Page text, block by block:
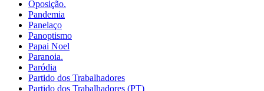
Oposição.
Pandemia
Panelaço
Panoptismo
Papai Noel
Paranoia.
Paródia
Partido dos Trabalhadores
Partido dos Trabalhadores (PT)